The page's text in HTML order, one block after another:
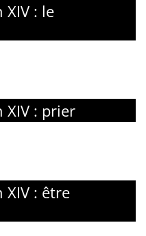
XIV : le
XIV : prier
XIV : être